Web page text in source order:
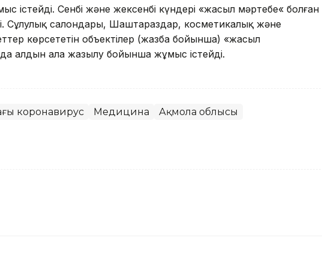
істейді. Сенбі және жексенбі күндері «жасыл мәртебе« болған
Сұлулық салондары, Шаштараздар, косметикалық және
көрсететін объектілер (жазба бойынша) «жасыл
алдын ала жазылу бойынша жұмыс істейді.
коронавирус Медицина Ақмола облысы